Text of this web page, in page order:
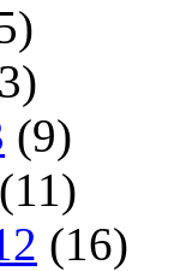
(9)
(11)
(16)